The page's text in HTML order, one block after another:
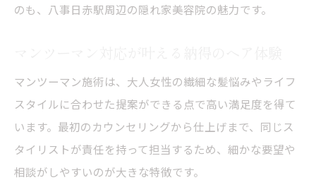
のも、八事日赤駅周辺の隠れ家美容院の魅力です。
マンツーマン施術は、大人女性の繊細な髪悩みやライフ
スタイルに合わせた提案ができる点で高い満足度を得て
います。最初のカウンセリングから仕上げまで、同じス
タイリストが責任を持って担当するため、細かな要望や
相談がしやすいのが大きな特徴です。